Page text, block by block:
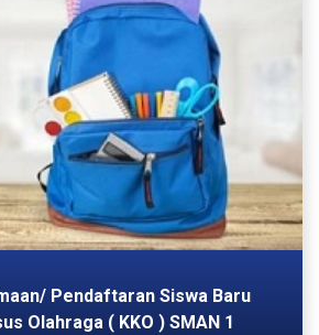
Pendaftaran Siswa Baru
Olahraga ( KKO ) SMAN 1